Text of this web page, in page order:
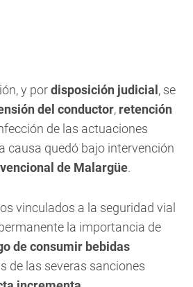
y pordisposición judicial , se
del conductor, retención
de las actuaciones
causa quedó bajo intervención
de Malargüe.
vinculados a la seguridad vial
la importancia de
de consumir bebidas
de las severas sanciones